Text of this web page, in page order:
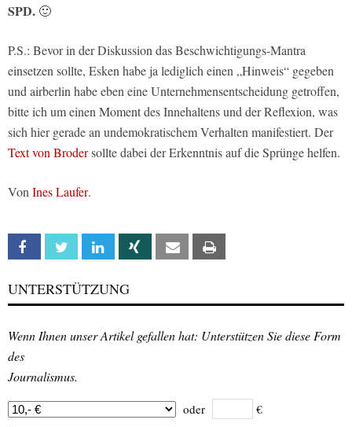
SPD. 🙂
P.S.: Bevor in der Diskussion das Beschwichtigungs-Mantra
einsetzen sollte, Esken habe ja lediglich einen „Hinweis“ gegeben
und airberlin habe eben eine Unternehmensentscheidung getroffen,
bitte ich um einen Moment des Innehaltens und der Reflexion, was
sich hier gerade an undemokratischem Verhalten manifestiert. Der
Text von Brodersollte dabei der Erkenntnis auf die Sprünge helfen.
Von Ines Laufer.
Facebook Twitter Linkedin Xing Email
UNTERSTÜTZUNG
Wenn Ihnen unser Artikel gefallen hat: Unterstützen Sie diese Form
des
Journalismus.
oder €